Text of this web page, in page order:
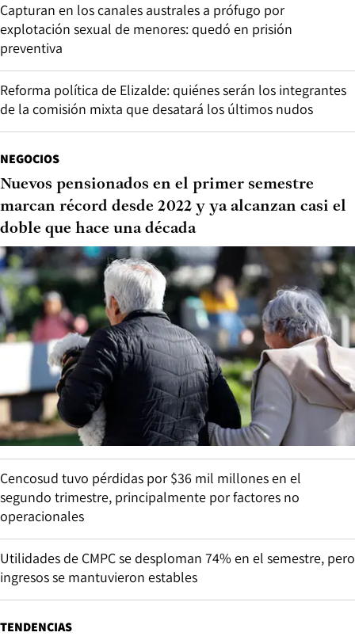
Capturan en los canales australes a prófugo por
explotación sexual de menores: quedó en prisión
preventiva
Reforma política de Elizalde: quiénes serán los integrantes
de la comisión mixta que desatará los últimos nudos
NEGOCIOS
Nuevos pensionados en el primer semestre
marcan récord desde 2022 y ya alcanzan casi el
doble que hace una década
Cencosud tuvo pérdidas por $36 mil millones en el
segundo trimestre, principalmente por factores no
operacionales
Utilidades de CMPC se desploman 74% en el semestre, pero
ingresos se mantuvieron estables
TENDENCIAS